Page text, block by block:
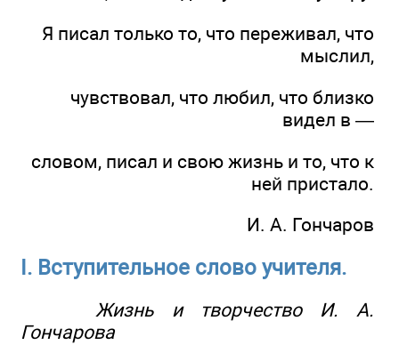
Я писал только то, что переживал, что
мыслил,
чувствовал, что любил, что близко
видел в —
словом, писал и свою жизнь и то, что к
ней пристало.
И. А. Гончаров
I. Вступительное слово учителя.
Жизнь и творчество И. А.
Гончарова